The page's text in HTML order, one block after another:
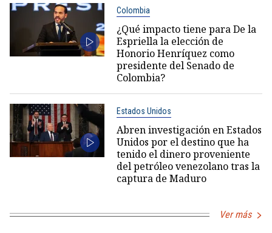
Colombia
¿Qué impacto tiene para De la
Espriella la elección de
Honorio Henríquez como
presidente del Senado de
Colombia?
Estados Unidos
Abren investigación en Estados
Unidos por el destino que ha
tenido el dinero proveniente
del petróleo venezolano tras la
captura de Maduro
Ver más